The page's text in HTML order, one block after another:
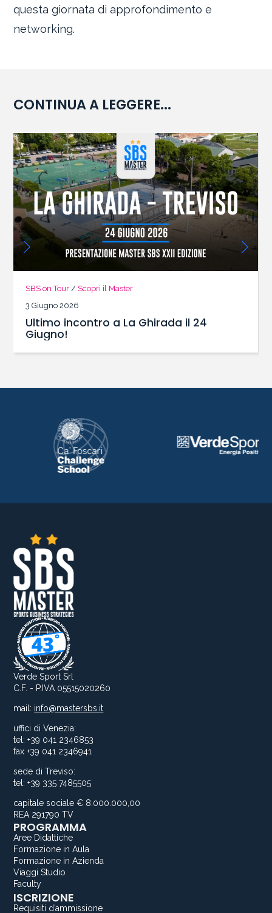
questa giornata di approfondimento e
networking.
CONTINUA A LEGGERE...
SBS on Tour / Scopri il Master
3 Giugno 2026
Ultimo incontro a La Ghirada il 24
Giugno!
Verde Sport Srl
C.F. - P.IVA 05515020260
mail: info@mastersbs.it
uffici di Venezia:
tel: +39 041 2346853
fax +39 041 2346941
sede di Treviso:
tel: +39 335 7485505
capitale sociale € 8.000.000,00
REA 291790 TV
PROGRAMMA
Aree Didattiche
Formazione in Aula
Formazione in Azienda
Viaggi Studio
Faculty
ISCRIZIONE
Requisiti d’ammissione